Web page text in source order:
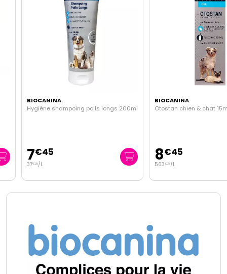
BIOCANINA
Hygiène shampoing poils longs 200ml
€45
l.
BIOCANINA
Otostan chien & chat 15ml
€45
33/l.